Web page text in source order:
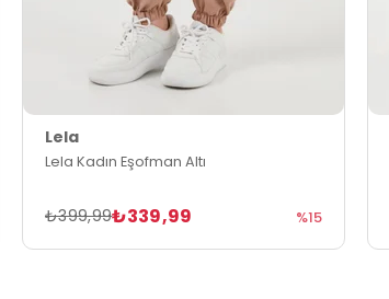
Lela
Lela Kadın Eşofman Altı
₺339,99
₺399,99 %15